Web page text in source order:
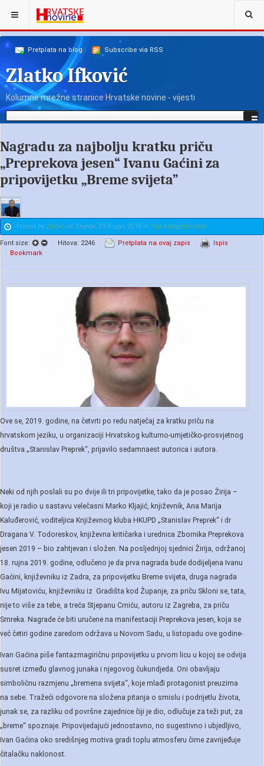
NALAZITE SE OVDJE:
Pretplata na blog Subscribe via RSS
Zlatko Ifković
Kolumne mrežne stranice Hrvatske novine - vijesti
Nagradu za najbolju kratku priču
„Preprekova jesen“ Ivanu Gaćini za
pripovijetku „Breme svijeta”
Posted by Zlatko on Srijeda, 25 Rujan 2019 in Nije kategorizirano
Font size: Hitova: 2246 Pretplata na ovaj zapis
Ispis
Bookmark
Ove se, 2019. godine, na četvrti po redu natječaj za kratku priču na
hrvatskom jeziku, u organizaciji Hrvatskog kulturno-umjetičko-prosvjetnog
društva „Stanislav Preprek“, prijavilo sedamnaest autorica i autora.
Neki od njih poslali su po dvije ili tri pripovijetke, tako da je posao Žirija –
koji je radio u sastavu velečasni Marko Kljajić, književnik, Ana Marija
Kaluđerović, voditeljica Književnog kluba HKUPD „Stanislav Preprek“ i dr
Dragana V. Todoreskov, književna kritičarka i urednica Zbornika Preprekova
jesen 2019 – bio zahtjevan i složen. Na posljednjoj sjednici Žirija, održanoj
18. rujna 2019. godine, odlučeno je da prva nagrada bude dodijeljena Ivanu
Gaćini, književniku iz Zadra, za pripovijetku Breme svijeta, druga nagrada
Ivu Mijatoviću, književniku iz Gradišta kod Županje, za priču Skloni se, tata,
nije to više za tebe, a treća Stjepanu Crniću, autoru iz Zagreba, za priču
Smreka. Nagrade će biti uručene na manifestaciji Preprekova jesen, koja se
već četiri godine zaredom održava u Novom Sadu, u listopadu ove godine-
Ivan Gaćina piše fantazmagiričnu pripovijetku u prvom licu u kojoj se odvija
susret između glavnog junaka i njegovog čukundjeda. Oni obavljaju
simboličnu razmjenu „bremena svijeta“, koje mlađi protagonist preuzima
na sebe. Tražeći odgovore na složena pitanja o smislu i podrijetlu života,
junak se, za razliku od površne zajednice čiji je dio, odlučuje za teži put, za
„breme“ spoznaje. Pripovijedajući jednostavno, no sugestivno i ubjedljivo,
Ivan Gaćina oko središnjeg motiva gradi toplu atmosferu čime zavrijeđuje
čitalačku naklonost.